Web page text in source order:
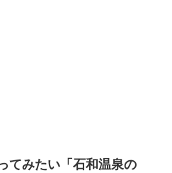
てみたい「石和温泉の